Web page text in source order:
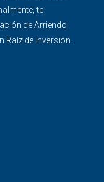
te
de Arriendo
Raíz de inversión.